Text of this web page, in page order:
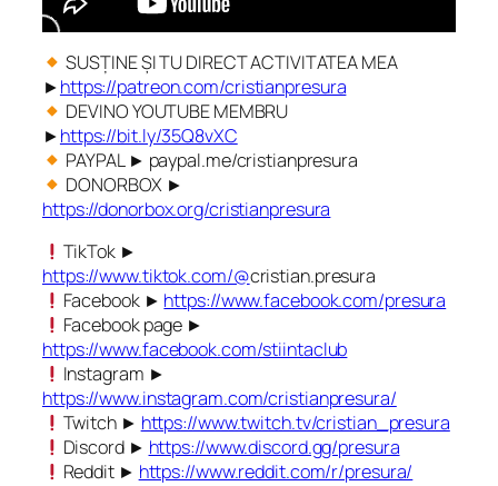
SUSȚINE ȘI TU DIRECT ACTIVITATEA MEA
►https://patreon.com/cristianpresura
DEVINO YOUTUBE MEMBRU
►https://bit.ly/35Q8vXC
PAYPAL ► paypal.me/cristianpresura
DONORBOX ►
https://donorbox.org/cristianpresura
TikTok ►
https://www.tiktok.com/@cristian.presura
Facebook ► https://www.facebook.com/presura
Facebook page ►
https://www.facebook.com/stiintaclub
Instagram ►
https://www.instagram.com/cristianpresura/
Twitch ► https://www.twitch.tv/cristian_presura
Discord ► https://www.discord.gg/presura
Reddit ► https://www.reddit.com/r/presura/